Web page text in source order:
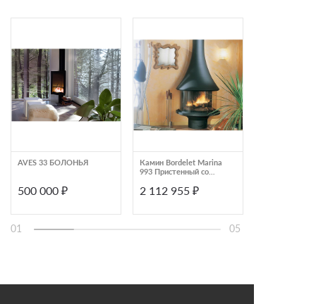
AVES 33 БОЛОНЬЯ
500 000 ₽
Камин Bordelet Marina
993 Пристенный со
2 112 955 ₽
01 05